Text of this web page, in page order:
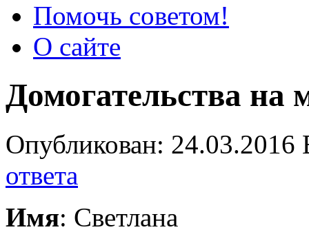
Помочь советом!
О сайте
Домогательства на
Опубликован:
ответа
Имя: Светлана